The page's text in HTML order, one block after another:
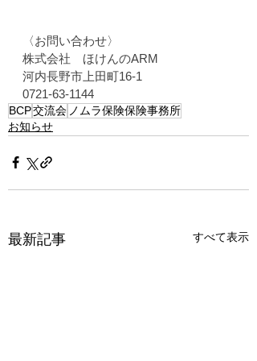
〈お問い合わせ〉
株式会社　ほけんのARM
河内長野市上田町16-1
0721-63-1144
BCP交流会 ノムラ保険保険事務所
お知らせ
最新記事 すべて表示